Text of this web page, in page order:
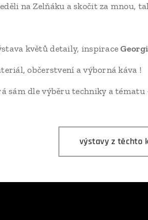
na Zelňáku a skočit za mnou,
květů detaily, inspirace
občerstvení a výborná káva !
sám dle výběru techniky a
výstavy z těchto